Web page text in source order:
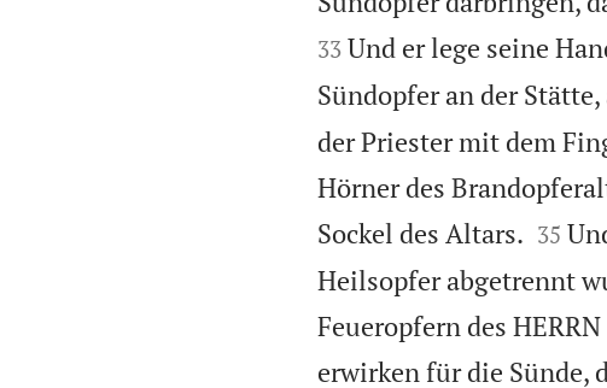
33 Und er lege seine
Sündopfer an der
der Priester mit dem
Hörner des
Sockel des Altars.
35
Heilsopfer abgetrennt
Feueropfern des
erwirken für die Sünde,